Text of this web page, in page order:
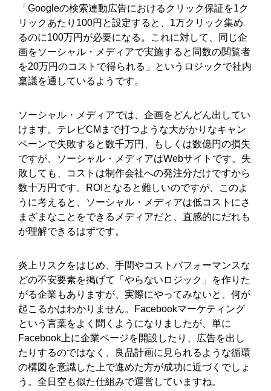
「Googleの検索連動広告におけるクリック保証を1ク
リックあたり100円と設定すると、1万クリック集め
るのに100万円が必要になる。これに対して、同じ企
画をソーシャル・メディアで実施すると同数の閲覧者
を20万円のコストで得られる」というロジックで社内
稟議を通しているようです。
ソーシャル・メディアでは、企画をどんどん出してい
けます。テレビCMまで打つような大がかりなキャン
ペーンで失敗すると数千万円、もしくは数億円の損失
ですが、ソーシャル・メディアはWebサイトです。失
敗しても、コストは制作会社への発注分だけですから
数十万円です。ROIとなると難しいのですが、このよ
うに考えると、ソーシャル・メディアは低コストにさ
まざまなことをできるメディアだと、直感的にだれも
が理解できるはずです。
炎上リスクをはじめ、手間やコストパフォーマンスな
どの不安要素を掲げて「やらないロジック」を作りた
がる企業もありますが、実際にやってみないと、何が
起こるかはわかりません。Facebookマーケティング
という言葉をよく聞くようになりましたが、単に
Facebook上に企業ページを開設したり、広告を出し
たりするのではなく、良品計画に見られるような循環
の構図を意識した上で進めた方が成功に近づくでしょ
う。全日空も似た仕組みで運営していますね。